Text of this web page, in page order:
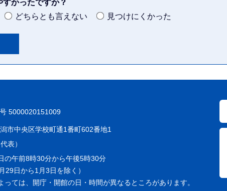
かったですか？
どちらとも言えない 見つけにくかった
5000020151009
市中央区学校町通1番町602番地1
表）
の午前8時30分から午後5時30分
29日から1月3日を除く）
ては、開庁・開館の日・時間が異なるところがあります。